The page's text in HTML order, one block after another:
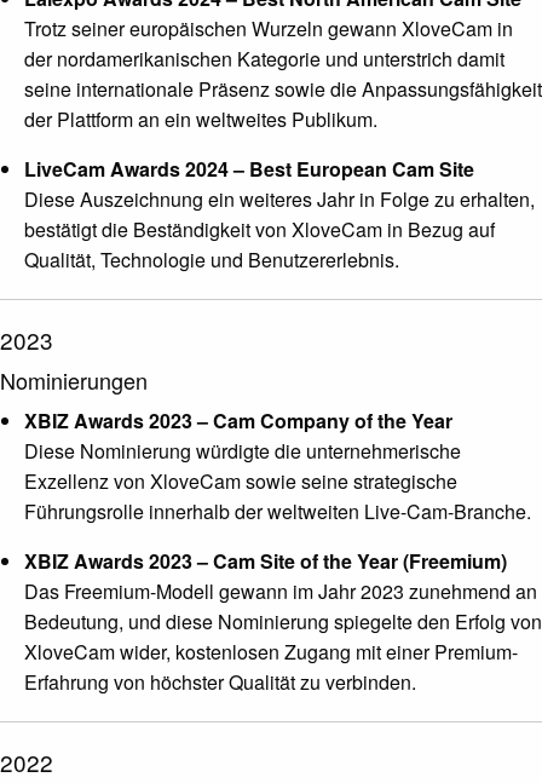
Trotz seiner europäischen Wurzeln gewann XloveCam in
der nordamerikanischen Kategorie und unterstrich damit
seine internationale Präsenz sowie die Anpassungsfähigkeit
der Plattform an ein weltweites Publikum.
LiveCam Awards 2024 – Best European Cam Site
Diese Auszeichnung ein weiteres Jahr in Folge zu erhalten,
bestätigt die Beständigkeit von XloveCam in Bezug auf
Qualität, Technologie und Benutzererlebnis.
2023
Nominierungen
XBIZ Awards 2023 – Cam Company of the Year
Diese Nominierung würdigte die unternehmerische
Exzellenz von XloveCam sowie seine strategische
Führungsrolle innerhalb der weltweiten Live-Cam-Branche.
XBIZ Awards 2023 – Cam Site of the Year (Freemium)
Das Freemium-Modell gewann im Jahr 2023 zunehmend an
Bedeutung, und diese Nominierung spiegelte den Erfolg von
XloveCam wider, kostenlosen Zugang mit einer Premium-
Erfahrung von höchster Qualität zu verbinden.
2022